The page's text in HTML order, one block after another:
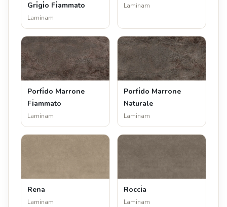
Gri̇gi̇o Fi̇ammato
Laminam
Laminam
Porfi̇do Marrone
Fi̇ammato
Laminam
Porfi̇do Marrone
Naturale
Laminam
Rena
Laminam
Rocci̇a
Laminam